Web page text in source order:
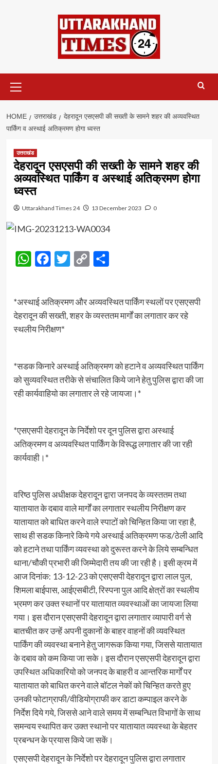
Menu
HOME उत्तराखंड
देहरादून एसएसपी की सख्ती के सामने शहर की अव्यवस्थित
पार्किंग व अस्थाई अतिक्रमण होगा ध्वस्त
उत्तराखंड
देहरादून एसएसपी की सख्ती के सामने शहर की
अव्यवस्थित पार्किंग व अस्थाई अतिक्रमण होगा
ध्वस्त
Uttarakhand Times 24 13 December 2023 0
WhatsApp
Facebook
Twitter
CopyShare
*अस्थाई अतिक्रमण और अव्यवस्थित पार्किंग स्थलों पर एसएसपी
देहरादून की सख्ती, शहर के व्यस्ततम मार्गों का लगातार कर रहे
स्थलीय निरीक्षण*
*सडक किनारे अस्थाई अतिक्रमण को हटाने व अव्यवस्थित पार्किंग
को सुव्यवस्थित तरीके से संचालित किये जाने हेतु पुलिस द्वारा की जा
रही कार्यवाहियो का लगातार ले रहे जायजा।*
*एसएसपी देहरादून के निर्देशो पर दून पुलिस द्वारा अस्थाई
अतिक्रमण व अव्यवस्थित पार्किंग के विरूद्ध लगातार की जा रही
कार्यवाही।*
वरिष्ठ पुलिस अधीक्षक देहरादून द्वारा जनपद के व्यस्ततम तथा
यातायात के दबाव वाले मार्गों का लगातार स्थलीय निरीक्षण कर
यातायात को बाधित करने वाले स्पाटों को चिन्हित किया जा रहा है,
साथ ही सडक किनारे किये गये अस्थाई अतिक्रमण फड/ठेली आदि
को हटाने तथा पार्किंग व्यवस्था को दुरूस्त करने के लिये सम्बन्धित
थाना/चौकी प्रभारी की जिम्मेदारी तय की जा रही है। इसी क्रम में
आज दिनांक: 13-12-23 को एसएसपी देहरादून द्वारा लाल पुल,
शिमला बाईपास, आईएसबीटी, रिस्पना पुल आदि क्षेत्रों का स्थलीय
भ्रमण कर उक्त स्थानों पर यातायात व्यवस्थाओं का जायजा लिया
गया। इस दौरान एसएसपी देहरादून द्वारा लगातार व्यापारी वर्ग से
बातचीत कर उन्हें अपनी दुकानों के बाहर वाहनों की व्यवस्थित
पार्किंग की व्यवस्था बनाने हेतु जागरूक किया गया, जिससे यातायात
के दबाव को कम किया जा सके। इस दौरान एसएसपी देहरादून द्वारा
उपस्थित अधिकारियो को जनपद के बाहरी व आन्तरिक मार्गों पर
यातायात को बाधित करने वाले बॉटल नेकों को चिन्हित करते हुए
उनकी फोटाग्राफी/वीडियोग्राफी कर डाटा कम्पाइल करने के
निर्देश दिये गये, जिससे आने वाले समय में सम्बन्धित विभागों के साथ
समन्वय स्थापित कर उक्त स्थानो पर यातायात व्यवस्था के बेहतर
प्रबन्धन के प्रयास किये जा सकें।
एसएसपी देहरादून के निर्देशो पर देहरादून पुलिस द्वारा लगातार